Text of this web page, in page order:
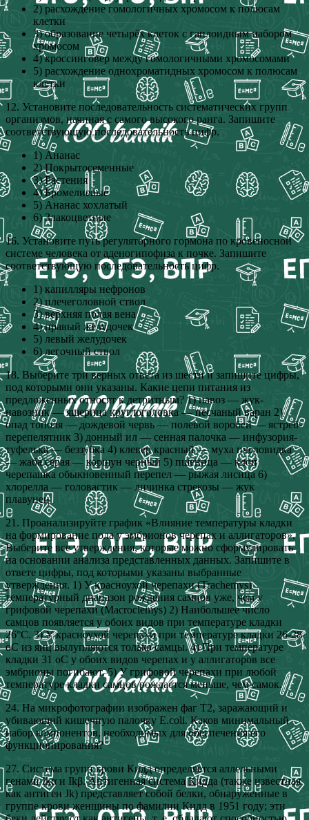
2) расхождение гомологичных хромосом к полюсам
клетки
3) образование четырёх клеток с гаплоидным набором
хромосом
4) кроссинговер между гомологичными хромосомами
5) расхождение однохроматидных хромосом к полюсам
клетки
12. Установите последовательность систематических групп
организмов, начиная с самого высокого ранга. Запишите
соответствующую последовательность цифр.
1) Ананас
2) Покрытосеменные
3) Растения
4) Бромелиевые
5) Ананас хохлатый
6) Злакоцветные
16. Установите путь регуляторного гормона по кровеносной
системе человека от аденогипофиза к почке. Запишите
соответствующую последовательность цифр.
1) капилляры нефронов
2) плечеголовной ствол
3) верхняя полая вена
4) правый желудочек
5) левый желудочек
6) легочный ствол
18. Выберите три верных ответа из шести и запишите цифры,
под которыми они указаны. Какие цепи питания из
предложенных относят к детритным? 1) навоз — жук-
навозник — ящерица круглоголовка — песчаный варан 2)
опад тополя — дождевой червь — полевой воробей — ястреб-
перепелятник 3) донный ил — сенная палочка — инфузория-
туфелька — беззубка 4) клевер красный — муха пчеловидка
— жаба серая — коршун черный 5) пшеница — клоп
черепашка обыкновенный перепел — рыжая лисица 6)
хлорелла — головастик — личинка стрекозы — жук
плавунец.
21. Проанализируйте график «Влияние температуры кладки
на формирование пола у эмбрионов черепах и аллигаторов».
Выберите все утверждения, которые можно сформулировать
на основании анализа представленных данных. Запишите в
ответе цифры, под которыми указаны выбранные
утверждения. 1) У красноухой черепахи (Trachemys)
температурный диапазон рождения самцов уже, чем у
грифовой черепахи (Macroclemys) 2) Наибольшее число
самцов появляется у обоих видов при температуре кладки
26°С. 3) У красноухой черепахи при температуре кладки 26-28
оС из яиц вылупляются только самцы. 4) При температуре
кладки 31 оС у обоих видов черепах и у аллигаторов все
эмбрионы погибают. 5) У грифовой черепахи при любой
температуре кладки самцов рождается меньше, чем самок.
24. На микрофотографии изображен фаг Т2, заражающий и
убивающий кишечную палочку E.coli. Каков минимальный
набор компонентов, необходимых для обеспечения его
функционирования?
27. Система групп крови Кидд определяется аллельными
генами Ikα и Ikβ. Антигенная система Кидда (также известная
как антиген Jk) представляет собой белки, обнаруженные в
группе крови женщины по фамилии Кидд в 1951 году; эти